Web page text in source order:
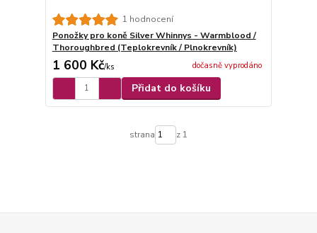
1 hodnocení
Ponožky pro koně Silver Whinnys - Warmblood /
Thoroughbred (Teplokrevník / Plnokrevník)
1 600 Kč/ks dočasně vyprodáno
Přidat do košíku
strana z 1